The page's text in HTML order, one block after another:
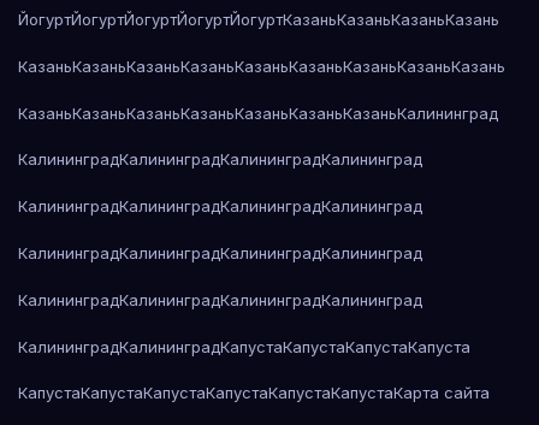
ЙогуртЙогуртЙогуртЙогуртЙогуртКазаньКазаньКазаньКазань
КазаньКазаньКазаньКазаньКазаньКазаньКазаньКазаньКазань
КазаньКазаньКазаньКазаньКазаньКазаньКазаньКалининград
КалининградКалининградКалининградКалининград
КалининградКалининградКалининградКалининград
КалининградКалининградКалининградКалининград
КалининградКалининградКалининградКалининград
КалининградКалининградКапустаКапустаКапустаКапуста
КапустаКапустаКапустаКапустаКапустаКапустаКарта сайта